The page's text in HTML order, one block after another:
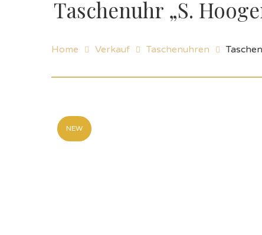
Taschenuhr „S.
Home Verkauf Taschenuhren
NEW